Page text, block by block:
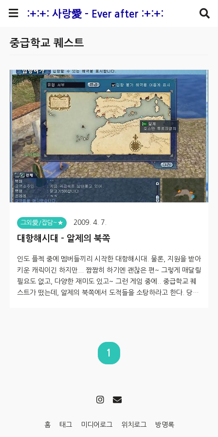
:+:+: 사랑愛 - Ever after :+:+:
중급학교 퀘스트
그외愛/잡담~★ 2009. 4. 7.
대항해시대 - 알제의 북쪽
인도 플젝 중에 멤버들끼리 시작한 대항해시대. 물론, 지원을 받아
키운 캐릭이긴 하지만... 짬짬히 하기엔 괜찮은 편~ 그렇게 매달릴
필요도 없고, 다양한 재미도 있고~ 그런 게임 중에.. 중급학교 퀘
스트가 떴는데, 알제의 북쪽에서 도적들을 소탕하라고 한다. 당췌
니, 클릭해서 말을 걸면되고~ 한놈 더 달라 붙어도 우리쪽엔 교관
이 알아서 처리해주니~ 강건너 불구경 해도 될 듯~ ㅋ [Click~★
1
홈 태그 미디어로그 위치로그 방명록